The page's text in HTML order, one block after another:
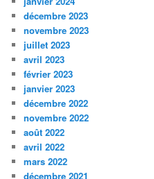
décembre 2023
novembre 2023
juillet 2023
avril 2023
février 2023
janvier 2023
décembre 2022
novembre 2022
août 2022
avril 2022
mars 2022
décembre 2021